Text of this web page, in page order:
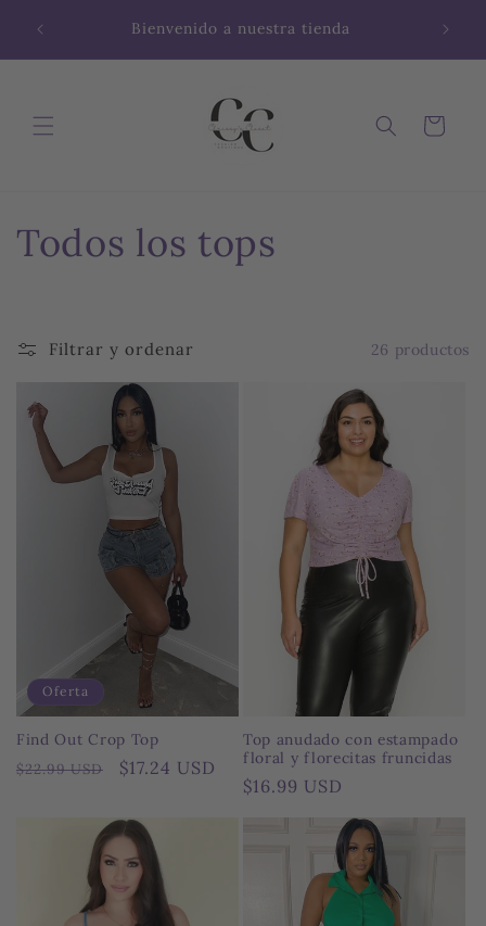
directamente
Bienvenido a nuestra tienda
Carrito
C
l
c
Todos los tops
Filtrar y ordenar 26 productos
Oferta
Find Out Crop Top
Precio
$22.99 USD
Precio
oferta
$17.24 USD
Top anudado con estampado
floral y florecitas fruncidas
Precio
$16.99 USD